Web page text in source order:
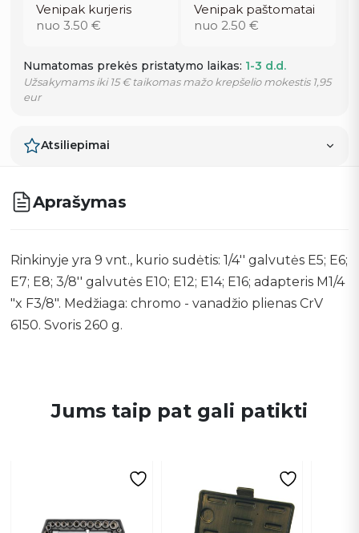
Venipak kurjeris
nuo 3.50 €
Venipak paštomatai
nuo 2.50 €
Numatomas prekės pristatymo laikas: 1-3 d.d.
Užsakymams iki 15 € taikomas mažo krepšelio mokestis 1,95
eur
Atsiliepimai
Aprašymas
Rinkinyje yra 9 vnt., kurio sudėtis: 1/4'' galvutės E5; E6;
E7; E8; 3/8'' galvutės E10; E12; E14; E16; adapteris M1/4
"x F3/8". Medžiaga: chromo - vanadžio plienas CrV
6150. Svoris 260 g.
Jums taip pat gali patikti